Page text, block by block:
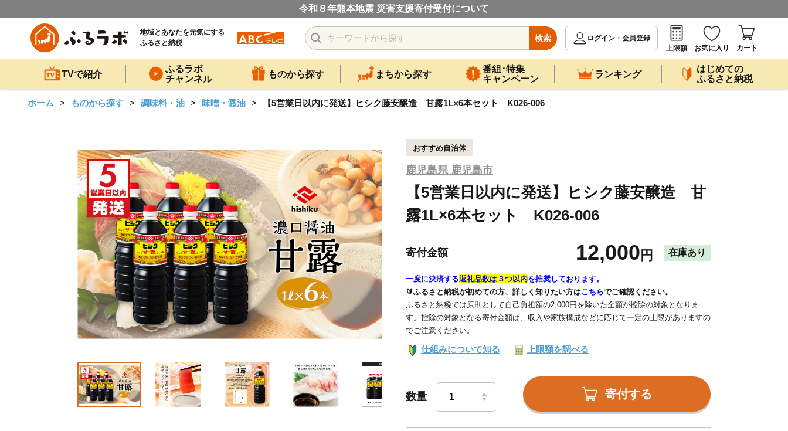
令和８年熊本地震 災害支援寄付受付について
地域とあなたを元気にする
ふるさと納税
検索
ログイン・会員登録
上限額
お気に入り カート
TVで紹介
ふるラボ
チャンネル
ものから探す まちから探す
番組･特集
キャンペーン
ランキング
はじめての
ふるさと納税
ホーム ものから探す 調味料・油 味噌・醤油 【5営業日以内に発送】ヒシク藤安醸造 甘露1L×6本セット K026-006
おすすめ自治体
鹿児島県 鹿児島市
【5営業日以内に発送】ヒシク藤安醸造 甘
露1L×6本セット K026-006
寄付金額 12,000 円 在庫あり
一度に決済する返礼品数は３つ以内を推奨しております。
🔰ふるさと納税が初めての方、詳しく知りたい方はこちらでご確認ください。
ふるさと納税では原則として自己負担額の2,000円を除いた全額が控除の対象となりま
す。控除の対象となる寄付金額は、収入や家族構成などに応じて一定の上限がありますの
でご注意ください。
仕組みについて知る 上限額を調べる
数量 寄付する